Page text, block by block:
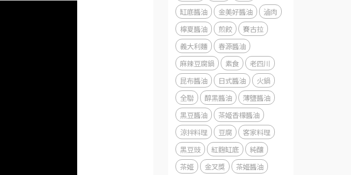
缸底醬油
金美好醬油
滷肉
檸夏醬油
煎餃
賽古拉
義大利麵
春源醬油
麻辣豆腐鍋
素食
老四川
昆布醬油
日式醬油
火鍋
全聯
醇黑醬油
薄鹽醬油
黑豆醬油
茶姬香檬醬油
涼拌料理
豆腐
客家料理
黑豆豉
紅麴缸底
純釀
茶姬
金叉獎
茶姬醬油